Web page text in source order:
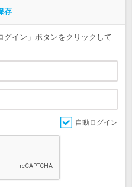
存
イン」ボタンをクリックして
自動ログイン